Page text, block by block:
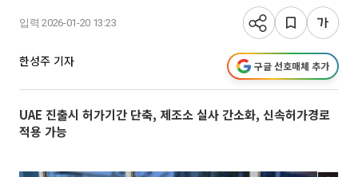
입력 2026-01-20 13:23
한성주 기자 구글 선호매체 추가
UAE 진출시 허가기간 단축, 제조소 실사 간소화, 신속허가경로
적용 가능